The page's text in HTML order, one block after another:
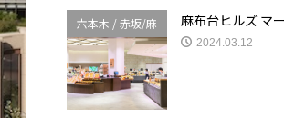
六本木 / 赤坂/麻
布台
麻布台ヒルズ マ
2024.03.12